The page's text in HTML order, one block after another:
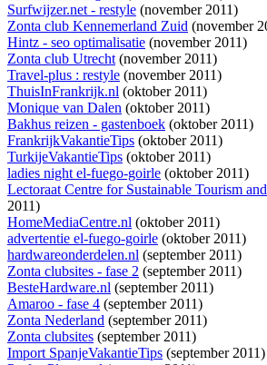
Surfwijzer.net - restyle (november 2011)
Zonta club Kennemerland Zuid (november
Hintz - seo optimalisatie (november 2011)
Zonta club Utrecht(november 2011)
Travel-plus : restyle (november 2011)
ThuisInFrankrijk.nl (oktober 2011)
Monique van Dalen (oktober 2011)
Bakhus reizen - gastenboek (oktober 2011)
FrankrijkVakantieTips (oktober 2011)
TurkijeVakantieTips (oktober 2011)
ladies night el-fuego-goirle (oktober 2011)
Lectoraat Centre for Sustainable Tourism
2011)
HomeMediaCentre.nl (oktober 2011)
advertentie el-fuego-goirle (oktober 2011)
hardwareonderdelen.nl (september 2011)
Zonta clubsites - fase 2 (september 2011)
BesteHardware.nl (september 2011)
Amaroo - fase 4 (september 2011)
Zonta Nederland (september 2011)
Zonta clubsites (september 2011)
Import SpanjeVakantieTips (september 2011)